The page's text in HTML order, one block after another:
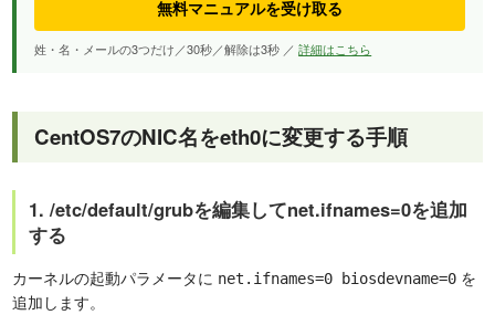
無料マニュアルを受け取る
姓・名・メールの3つだけ／30秒／解除は3秒 ／詳細はこちら
CentOS7のNIC名をeth0に変更する手順
1. /etc/default/grubを編集してnet.ifnames=0を追加
する
カーネルの起動パラメータに net.ifnames=0 biosdevname=0 を
追加します。